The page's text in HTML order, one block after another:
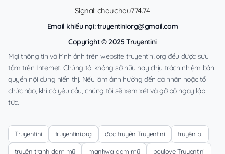
Signal: chauchau774.74
Email khiếu nại:truyentiniorg@gmail.com
Copyright © 2025 Truyentini
Mọi thông tin và hình ảnh trên website truyentini.org đều được sưu
tầm trên Internet. Chúng tôi không sở hữu hay chịu trách nhiệm bản
quyền nội dung hiển thị. Nếu làm ảnh hưởng đến cá nhân hoặc tổ
chức nào, khi có yêu cầu, chúng tôi sẽ xem xét và gỡ bỏ ngay lập
tức.
Truyentini truyentini.org đọc truyện Truyentini truyện bl
truyện tranh đam mỹ manhwa đam mỹ boylove Truyentini